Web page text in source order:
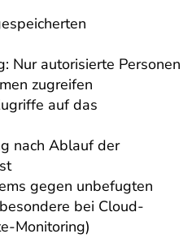
Nur autorisierte Personen
zugreifen
auf das
nach Ablauf der
gegen unbefugten
bei Cloud-
Monitoring)